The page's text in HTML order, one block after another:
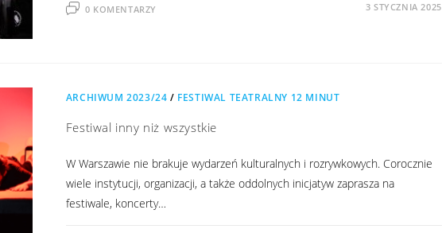
0 KOMENTARZY 3 STYCZNIA 2025
ARCHIWUM 2023/24 / FESTIWAL TEATRALNY 12 MINUT
Festiwal inny niż wszystkie
W Warszawie nie brakuje wydarzeń kulturalnych i rozrywkowych. Corocznie
wiele instytucji, organizacji, a także oddolnych inicjatyw zaprasza na
festiwale, koncerty…